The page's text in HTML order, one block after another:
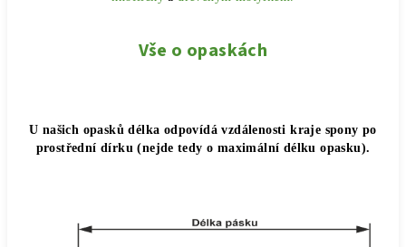
Vše o opaskách
U našich opasků délka odpovídá vzdálenosti kraje spony po
prostřední dírku (nejde tedy o maximální délku opasku).